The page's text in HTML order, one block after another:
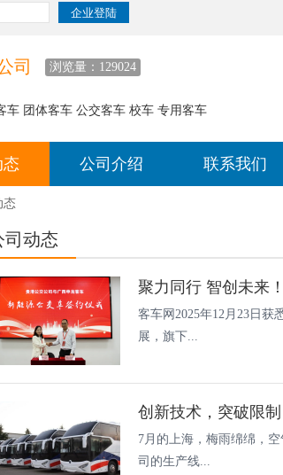
司 浏览量：129024
车 团体客车 公交客车 校车 专用客车
公司介绍 联系我们
态
司动态
聚力同行 智创未来
客车网2025年12月23日
展，旗下...
创新技术，突破限
7月的上海，梅雨绵绵，
司的生产线...